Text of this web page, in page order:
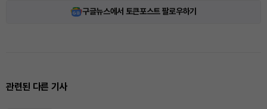
구글뉴스에서 토큰포스트 팔로우하기
관련된 다른 기사